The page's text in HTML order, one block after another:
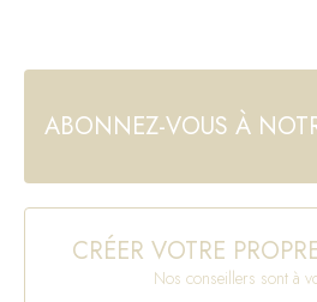
ABONNEZ-VOUS À
CRÉER VOTRE
Nos conseillers sont à